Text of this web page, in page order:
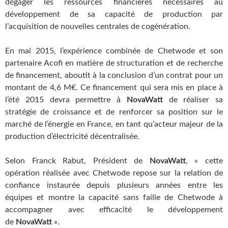
dégager les ressources financières nécessaires au
développement de sa capacité de production par
l’acquisition de nouvelles centrales de cogénération.
En mai 2015, l’expérience combinée de Chetwode et son
partenaire Acofi en matière de structuration et de recherche
de financement, aboutit à la conclusion d’un contrat pour un
montant de 4,6 M€. Ce financement qui sera mis en place à
l’été 2015 devra permettre à
NovaWatt de réaliser sa
stratégie de croissance et de renforcer sa position sur le
marché de l’énergie en France, en tant qu’acteur majeur de la
production d’électricité décentralisée.
Selon Franck Rabut, Président de NovaWatt, « cette
opération réalisée avec Chetwode repose sur la relation de
confiance instaurée depuis plusieurs années entre les
équipes et montre la capacité sans faille de Chetwode à
accompagner avec efficacité le développement
de NovaWatt ».